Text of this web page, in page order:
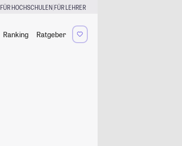
FÜR HOCHSCHULEN|FÜR LEHRER
Ranking Ratgeber